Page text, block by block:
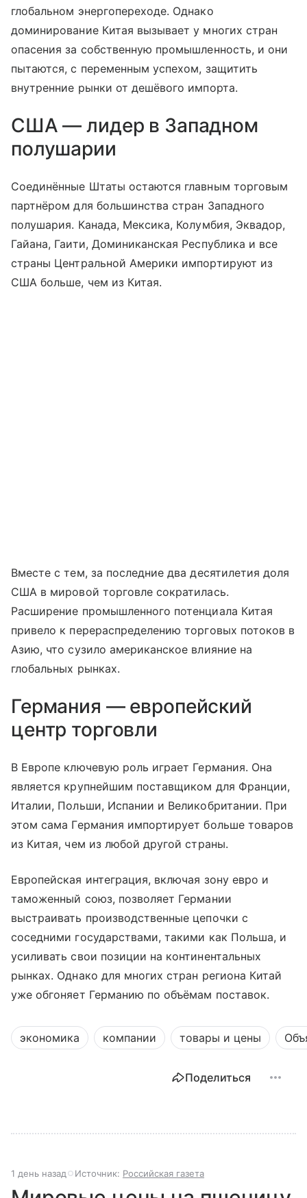
глобальном энергопереходе. Однако
доминирование Китая вызывает у многих стран
опасения за собственную промышленность, и они
пытаются, с переменным успехом, защитить
внутренние рынки от дешёвого импорта.
США — лидер в Западном
полушарии
Соединённые Штаты остаются главным торговым
партнёром для большинства стран Западного
полушария. Канада, Мексика, Колумбия, Эквадор,
Гайана, Гаити, Доминиканская Республика и все
страны Центральной Америки импортируют из
США больше, чем из Китая.
Вместе с тем, за последние два десятилетия доля
США в мировой торговле сократилась.
Расширение промышленного потенциала Китая
привело к перераспределению торговых потоков в
Азию, что сузило американское влияние на
глобальных рынках.
Германия — европейский
центр торговли
В Европе ключевую роль играет Германия. Она
является крупнейшим поставщиком для Франции,
Италии, Польши, Испании и Великобритании. При
этом сама Германия импортирует больше товаров
из Китая, чем из любой другой страны.
Европейская интеграция, включая зону евро и
таможенный союз, позволяет Германии
выстраивать производственные цепочки с
соседними государствами, такими как Польша, и
усиливать свои позиции на континентальных
рынках. Однако для многих стран региона Китай
уже обгоняет Германию по объёмам поставок.
экономика компании товары и цены
Поделиться
1 день назад Источник: Российская газета